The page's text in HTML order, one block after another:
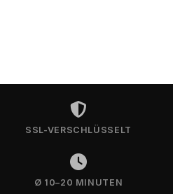
SSL-VERSCHLÜSSELT
Ø 10–20 MINUTEN